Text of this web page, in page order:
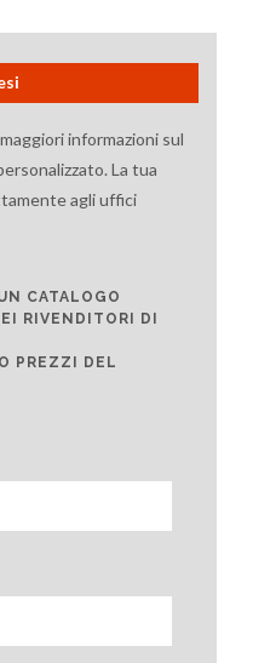
informazioni sul
La tua
agli uffici
CATALOGO
RIVENDITORI DI
PREZZI DEL